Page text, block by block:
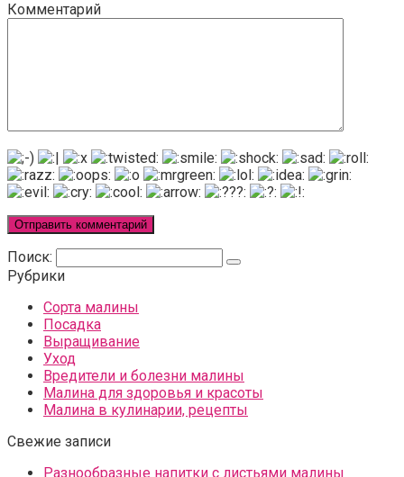
Комментарий
Поиск:
Рубрики
Сорта малины
Посадка
Выращивание
Уход
Вредители и болезни малины
Малина для здоровья и красоты
Малина в кулинарии, рецепты
Свежие записи
Разнообразные напитки с листьями малины